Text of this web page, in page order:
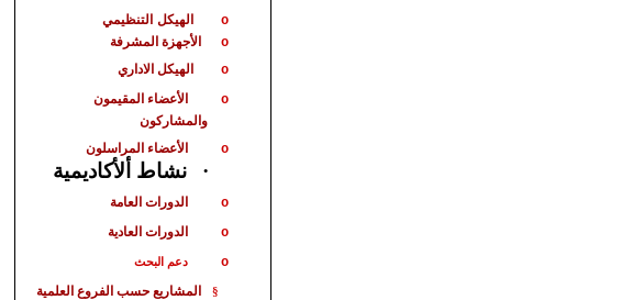
o الهيكل التنظيمي
o الأجهزة المشرفة
o الهيكل الاداري
o
الأعضاء المقيمون
والمشاركون
o الأعضاء المراسلون
· نشاط ألأكاديمية
o الدورات العامة
o الدورات العادية
o دعم البحث
§ المشاريع حسب الفروع العلمية